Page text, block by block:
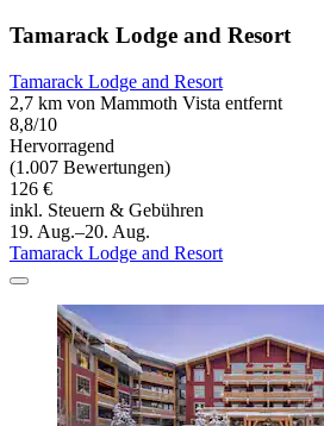
Tamarack Lodge and Resort
Tamarack Lodge and Resort
2,7 km von Mammoth Vista entfernt
8,8/10
Hervorragend
(1.007 Bewertungen)
126 €
inkl. Steuern & Gebühren
19. Aug.–20. Aug.
Tamarack Lodge and Resort